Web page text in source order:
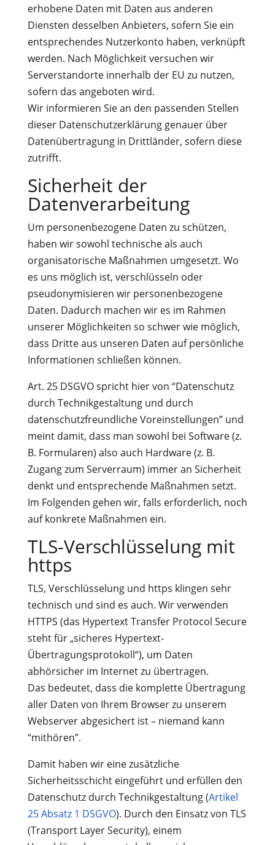
erhobene Daten mit Daten aus anderen
Diensten desselben Anbieters, sofern Sie ein
entsprechendes Nutzerkonto haben, verknüpft
werden. Nach Möglichkeit versuchen wir
Serverstandorte innerhalb der EU zu nutzen,
sofern das angeboten wird.
Wir informieren Sie an den passenden Stellen
dieser Datenschutzerklärung genauer über
Datenübertragung in Drittländer, sofern diese
zutrifft.
Sicherheit der
Datenverarbeitung
Um personenbezogene Daten zu schützen,
haben wir sowohl technische als auch
organisatorische Maßnahmen umgesetzt. Wo
es uns möglich ist, verschlüsseln oder
pseudonymisieren wir personenbezogene
Daten. Dadurch machen wir es im Rahmen
unserer Möglichkeiten so schwer wie möglich,
dass Dritte aus unseren Daten auf persönliche
Informationen schließen können.
Art. 25 DSGVO spricht hier von “Datenschutz
durch Technikgestaltung und durch
datenschutzfreundliche Voreinstellungen” und
meint damit, dass man sowohl bei Software (z.
B. Formularen) also auch Hardware (z. B.
Zugang zum Serverraum) immer an Sicherheit
denkt und entsprechende Maßnahmen setzt.
Im Folgenden gehen wir, falls erforderlich, noch
auf konkrete Maßnahmen ein.
TLS-Verschlüsselung mit
https
TLS, Verschlüsselung und https klingen sehr
technisch und sind es auch. Wir verwenden
HTTPS (das Hypertext Transfer Protocol Secure
steht für „sicheres Hypertext-
Übertragungsprotokoll“), um Daten
abhörsicher im Internet zu übertragen.
Das bedeutet, dass die komplette Übertragung
aller Daten von Ihrem Browser zu unserem
Webserver abgesichert ist – niemand kann
“mithören”.
Damit haben wir eine zusätzliche
Sicherheitsschicht eingeführt und erfüllen den
Datenschutz durch Technikgestaltung (Artikel
25 Absatz 1 DSGVO). Durch den Einsatz von TLS
(Transport Layer Security), einem